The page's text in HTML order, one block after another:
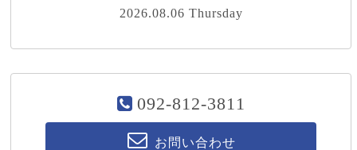
2026.08.06 Thursday
092-812-3811
お問い合わせ